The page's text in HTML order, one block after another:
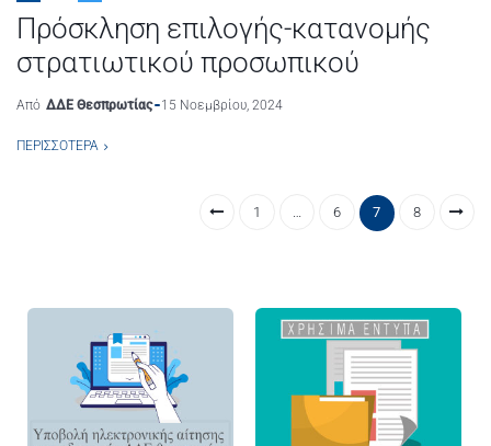
Πρόσκληση επιλογής-κατανομής
στρατιωτικού προσωπικού
Από ΔΔΕ Θεσπρωτίας 15 Νοεμβρίου, 2024
ΠΕΡΙΣΣΌΤΕΡΑ
1 … 6 7 8